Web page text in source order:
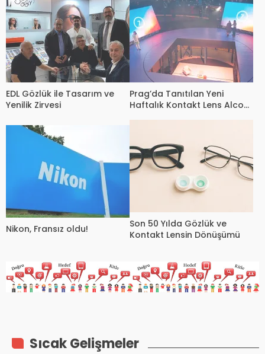
EDL Gözlük ile Tasarım ve
Yenilik Zirvesi
Prag’da Tanıtılan Yeni
Haftalık Kontakt Lens Alcon
Nikon, Fransız oldu!
Son 50 Yılda Gözlük ve
Kontakt Lensin Dönüşümü
Sıcak Gelişmeler